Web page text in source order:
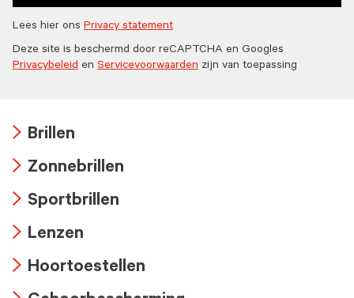
Lees hier ons Privacy statement
Deze site is beschermd door reCAPTCHA en Googles
Privacybeleid en Servicevoorwaarden zijn van toepassing
icon
Brillen
icon
Zonnebrillen
icon
Sportbrillen
icon
Lenzen
Hoortoestellen